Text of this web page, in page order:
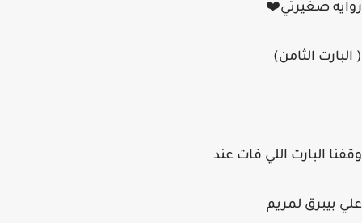
روايه صغيرتي⁦❤️⁩
( البارت الثامن)
وقفنا البارت اللي فات عند
علي بيبرق لمريم